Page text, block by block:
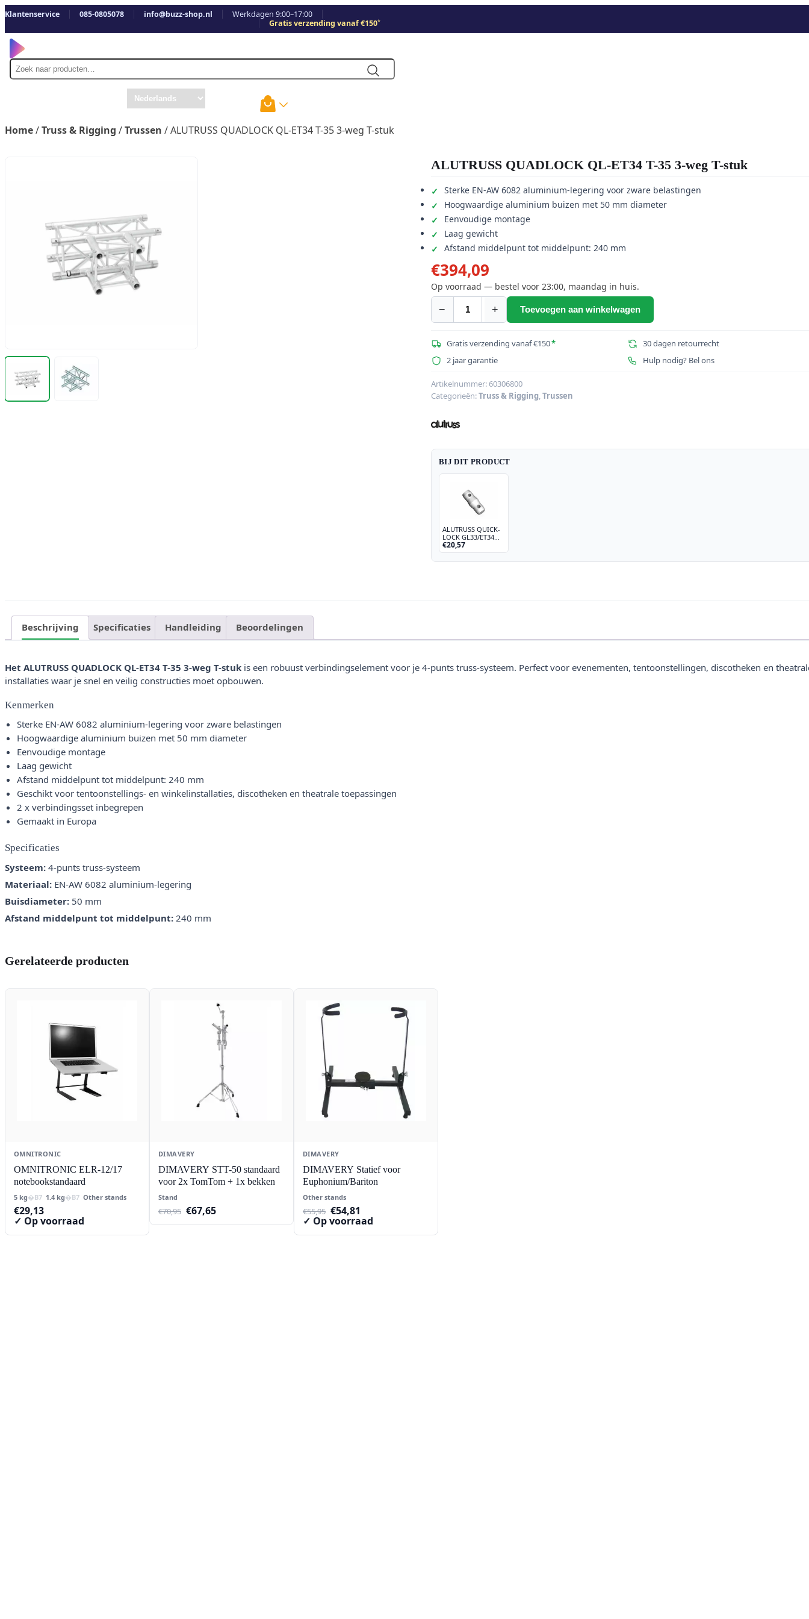
Klantenservice 085-0805078 info@buzz-shop.nl
Werkdagen 9:00–17:00
Gratis verzending vanaf €150*
Zoek
naar
Home/Truss & Rigging /Trussen / ALUTRUSS QUADLOCK QL-ET34 T-35 3-weg T-stuk
ALUTRUSS QUADLOCK QL-ET34 T-35 3-weg T-stuk
Sterke EN-AW 6082 aluminium-legering voor zware belastingen
Hoogwaardige aluminium buizen met 50 mm diameter
Eenvoudige montage
Laag gewicht
Afstand middelpunt tot middelpunt: 240 mm
€394,09
Op voorraad — bestel voor 23:00, maandag in huis.
−
ALUTRUSS
QL-
ET34
35
3-
+ Toevoegen aan winkelwagen
Gratis verzending vanaf €150*
30 dagen retourrecht
2 jaar garantie
Hulp nodig? Bel ons
Artikelnummer:60306800
Categorieën:Truss & Rigging Trussen
BIJ DIT PRODUCT
ALUTRUSS QUICK-
LOCK GL33/ET34
Verbindingsconus
€20,57
Beschrijving Specificaties Handleiding Beoordelingen
Het ALUTRUSS QUADLOCK QL-ET34 T-35 3-weg T-stuk is een robuust verbindingselement voor je 4-punts truss-systeem. Perfect voor evenementen, tentoonstellingen, discotheken en
installaties waar je snel en veilig constructies moet opbouwen.
Kenmerken
Sterke EN-AW 6082 aluminium-legering voor zware belastingen
Hoogwaardige aluminium buizen met 50 mm diameter
Eenvoudige montage
Laag gewicht
Afstand middelpunt tot middelpunt: 240 mm
Geschikt voor tentoonstellings- en winkelinstallaties, discotheken en theatrale toepassingen
2 x verbindingsset inbegrepen
Gemaakt in Europa
Specificaties
Systeem: 4-punts truss-systeem
Materiaal: EN-AW 6082 aluminium-legering
Buisdiameter: 50 mm
Afstand middelpunt tot middelpunt: 240 mm
Gerelateerde producten
OMNITRONIC
OMNITRONIC ELR-12/17
notebookstandaard
5 kg 1.4 kg Other stands
€29,13
✓ Op voorraad
DIMAVERY
DIMAVERY STT-50 standaard
voor 2x TomTom + 1x bekken
Stand
€70,95 Oorspronkelijke
€67,65Huidige
DIMAVERY
DIMAVERY Statief voor
Euphonium/Bariton
Other stands
€55,95 Oorspronkelijke
prijs
€54,81
prijs
✓ Op voorraad